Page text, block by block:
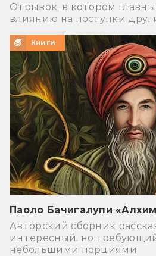
Отрывок, в котором
влиянию на поступки
Книги
Паоло Бачигалупи
Авторский сборник
интересный, но
небольшими порциями.